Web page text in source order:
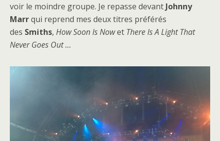
voir le moindre groupe. Je repasse devant Johnny
Marrqui reprend mes deux titres préférés
des Smiths, How Soon Is Nowet There Is A Light That
Never Goes Out …